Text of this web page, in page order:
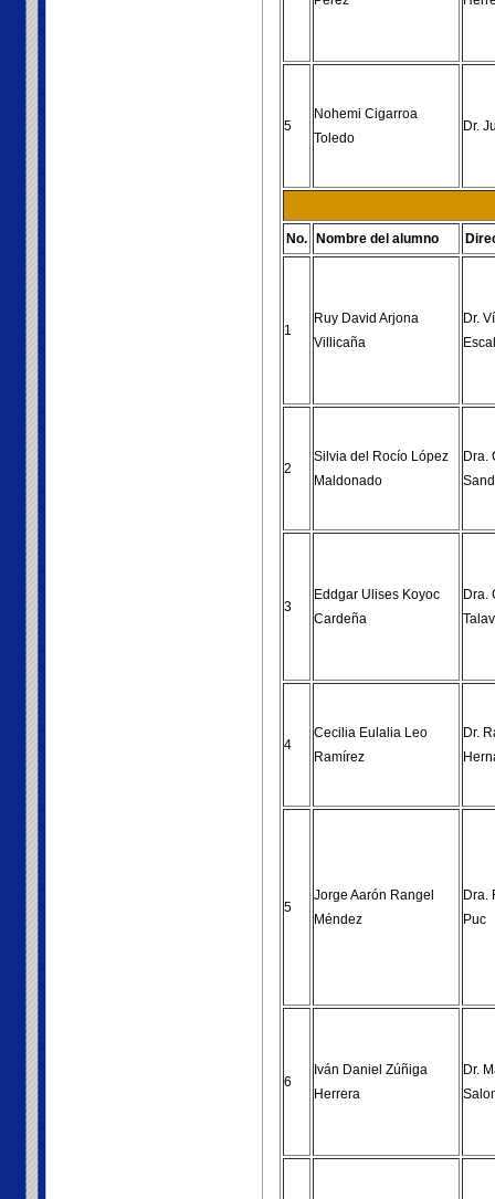
5
Nohemi Cigarroa
Toledo
Dr.
No. Nombre del alumno
1
Ruy David Arjona
Villicaña
Dr.
2
Silvia del Rocío López
Maldonado
Dra.
3
Eddgar Ulises Koyoc
Cardeña
Dra.
4
Cecilia Eulalia Leo
Ramírez
Dr.
5
Jorge Aarón Rangel
Méndez
Dra.
Puc
6
Iván Daniel Zúñiga
Herrera
Dr.